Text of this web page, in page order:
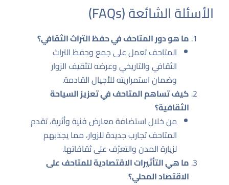
الأسئلة الشائعة (FAQs)
ما هو دور المتاحف في حفظ التراث الثقافي؟
المتاحف تعمل على جمع وحفظ التراث
الثقافي والتاريخي وعرضه لتثقيف الزوار
وضمان استمراريته للأجيال القادمة.
كيف تساهم المتاحف في تعزيز السياحة
الثقافية؟
من خلال استضافة معارض فنية وأثرية، تقدم
المتاحف تجارب جديدة للزوار، مما يجذبهم
لزيارة المدن والتعرّف على ثقافاتها.
ما هي التأثيرات الاقتصادية للمتاحف على
الاقتصاد المحلي؟